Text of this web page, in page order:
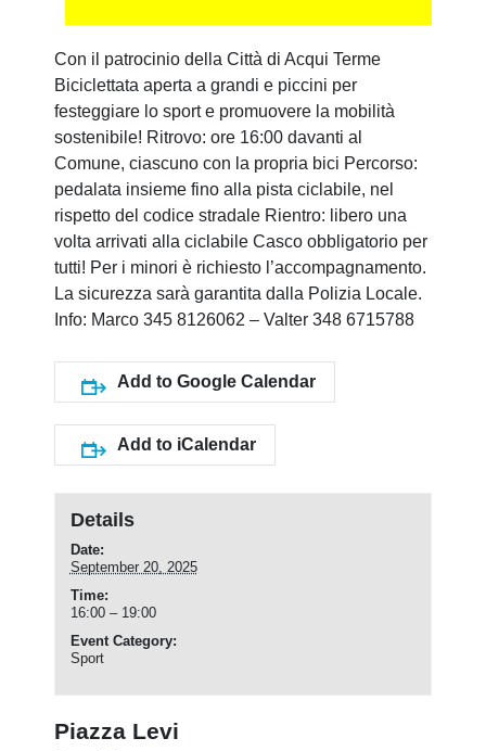
Con il patrocinio della Città di Acqui Terme
Biciclettata aperta a grandi e piccini per
festeggiare lo sport e promuovere la mobilità
sostenibile! Ritrovo: ore 16:00 davanti al
Comune, ciascuno con la propria bici Percorso:
pedalata insieme fino alla pista ciclabile, nel
rispetto del codice stradale Rientro: libero una
volta arrivati alla ciclabile Casco obbligatorio per
tutti! Per i minori è richiesto l’accompagnamento.
La sicurezza sarà garantita dalla Polizia Locale.
Info: Marco 345 8126062 – Valter 348 6715788
Add to Google Calendar
Add to iCalendar
Details
Date:
September 20, 2025
Time:
16:00 – 19:00
Event Category:
Sport
Piazza Levi